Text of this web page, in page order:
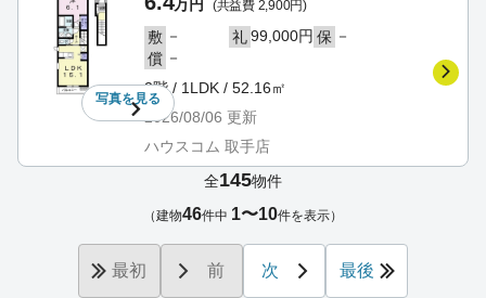
写真を見る
万円 (共益費 2,900円)
敷 － 礼99,000円 保 －
償 －
2階 / 1LDK / 52.16㎡
2026/08/06 更新
ハウスコム 取手店
全145物件
（建物46件中 1〜10件を表示）
最初 前 次 最後